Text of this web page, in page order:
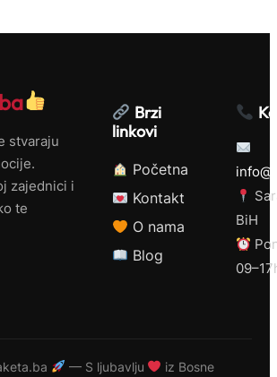
stvaraju
zajednici i
te
Brzi
linkovi
Početna
Kontakt
O nama
Blog
BiH
— S ljubavlju iz Bosne